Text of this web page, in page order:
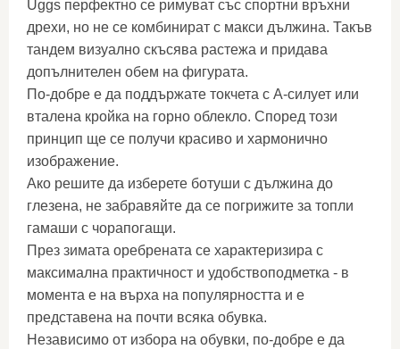
Uggs перфектно се римуват със спортни връхни
дрехи, но не се комбинират с макси дължина. Такъв
тандем визуално скъсява растежа и придава
допълнителен обем на фигурата.
По-добре е да поддържате токчета с А-силует или
вталена кройка на горно облекло. Според този
принцип ще се получи красиво и хармонично
изображение.
Ако решите да изберете ботуши с дължина до
глезена, не забравяйте да се погрижите за топли
гамаши с чорапогащи.
През зимата оребрената се характеризира с
максимална практичност и удобствоподметка - в
момента е на върха на популярността и е
представена на почти всяка обувка.
Независимо от избора на обувки, по-добре е да